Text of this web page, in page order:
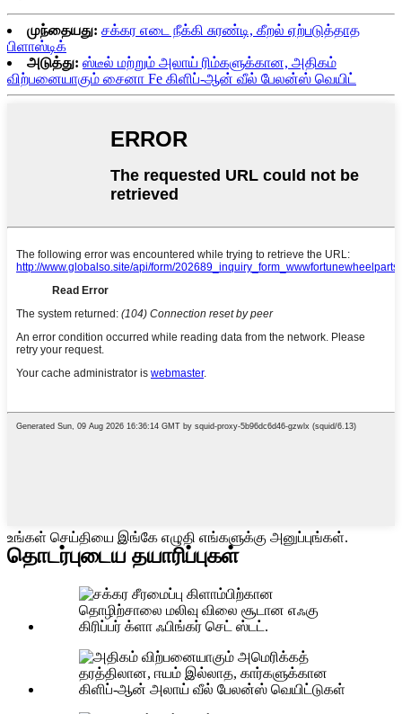
முந்தையது: சக்கர எடை நீக்கி சுரண்டி, கீறல் ஏற்படுத்தாத
பிளாஸ்டிக்
அடுத்து: ஸ்டீல் மற்றும் அலாய் ரிம்களுக்கான, அதிகம்
விற்பனையாகும் சைனா Fe கிளிப்-ஆன் வீல் பேலன்ஸ் வெயிட்
உங்கள் செய்தியை இங்கே எழுதி எங்களுக்கு அனுப்புங்கள்.
தொடர்புடைய தயாரிப்புகள்